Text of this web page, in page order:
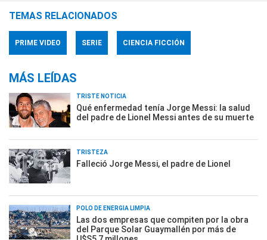
TEMAS RELACIONADOS
PRIME VIDEO SERIE CIENCIA FICCIÓN
MÁS LEÍDAS
TRISTE NOTICIA
Qué enfermedad tenía Jorge Messi: la salud
del padre de Lionel Messi antes de su muerte
TRISTEZA
Falleció Jorge Messi, el padre de Lionel
POLO DE ENERGÍA LIMPIA
Las dos empresas que compiten por la obra
del Parque Solar Guaymallén por más de